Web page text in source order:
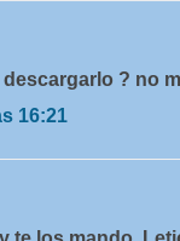
? no
16:21